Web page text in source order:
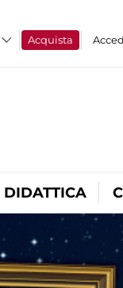
Acquista
DIDATTICA